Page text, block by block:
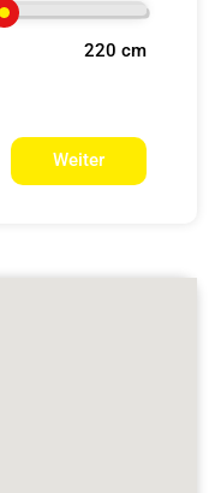
220 cm
Weiter